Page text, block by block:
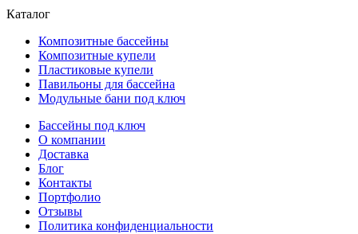
Каталог
Композитные бассейны
Композитные купели
Пластиковые купели
Павильоны для бассейна
Модульные бани под ключ
Бассейны под ключ
О компании
Доставка
Блог
Контакты
Портфолио
Отзывы
Политика конфиденциальности